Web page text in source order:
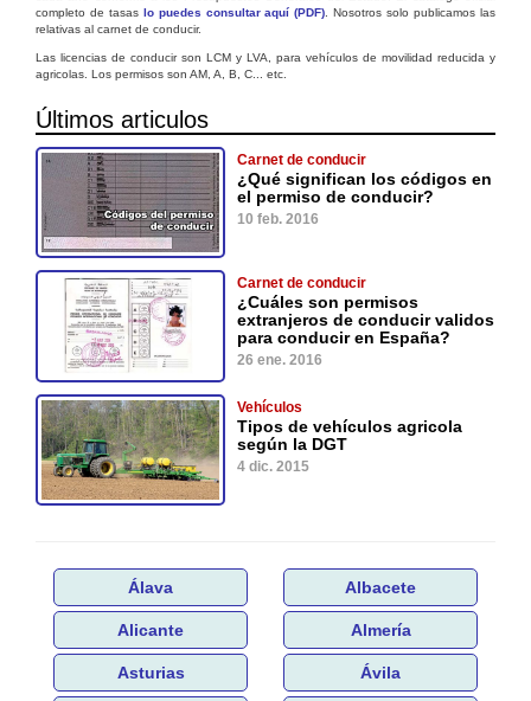
completo de tasas lo puedes consultar aquí (PDF) . Nosotros solo publicamos las
relativas al carnet de conducir.
Las licencias de conducir son LCM y LVA, para vehículos de movilidad reducida y
agricolas. Los permisos son AM, A, B, C... etc.
Últimos articulos
Carnet de conducir
¿Qué significan los códigos en
el permiso de conducir?
10 feb. 2016
Carnet de conducir
¿Cuáles son permisos
extranjeros de conducir validos
para conducir en España?
26 ene. 2016
Vehículos
Tipos de vehículos agricola
según la DGT
4 dic. 2015
Álava Albacete
Alicante Almería
Asturias Ávila